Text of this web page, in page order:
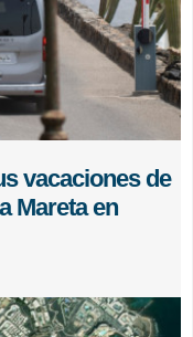
vacaciones de
Mareta en